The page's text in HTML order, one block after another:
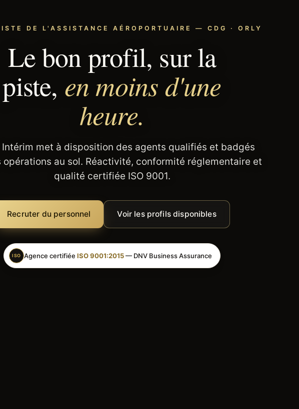
DE L'ASSISTANCE AÉROPORTUAIRE — CDG · ORLY
Le bon profil, sur la
piste, en moins d'une
heure.
Intérim met à disposition des agents qualifiés et badgés
opérations au sol. Réactivité, conformité réglementaire et
qualité certifiée ISO 9001.
Recruter du personnel Voir les profils disponibles
ISO Agence certifiée ISO 9001:2015— DNV Business Assurance